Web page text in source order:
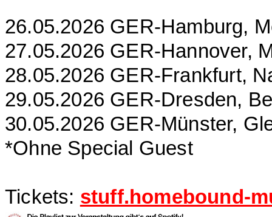
26.05.2026 GER-Hamburg,
27.05.2026 GER-Hannover,
28.05.2026 GER-Frankfurt,
29.05.2026 GER-Dresden,
30.05.2026 GER-Münster,
*Ohne Special Guest
Tickets: stuff.homebound-